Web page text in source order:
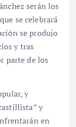
serán los
se celebrará
se produjo
y tras
parte de los
y
y
en